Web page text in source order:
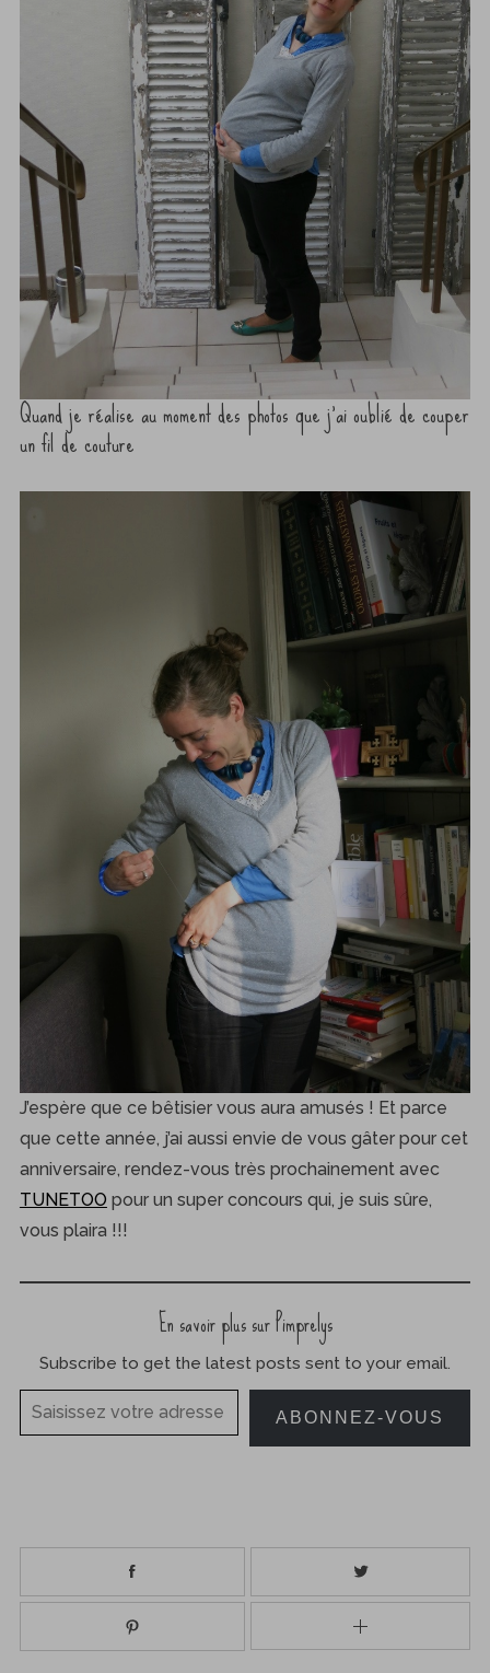
Quand je réalise au moment des photos que j’ai oublié de couper
un fil de couture
J’espère que ce bêtisier vous aura amusés ! Et parce
que cette année, j’ai aussi envie de vous gâter pour cet
anniversaire, rendez-vous très prochainement avec
TUNETOO pour un super concours qui, je suis sûre,
vous plaira !!!
En savoir plus sur Pimprelys
Subscribe to get the latest posts sent to your email.
Saisissez votre adresse e-mail…
ABONNEZ-VOUS